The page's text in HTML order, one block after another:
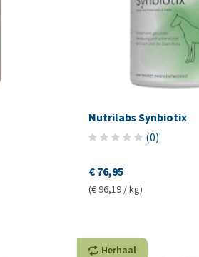
Nutrilabs Synbiotix
(0)
€ 76,95
(€ 96,19 / kg)
Herhaal